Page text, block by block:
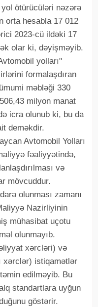
ötürücüləri nəzərə
orta hesabla 17 012
2023-cü ildəki 17
olar ki, dəyişməyib.
yolları"
formalaşdıran
məbləği 330
milyon manat
icra olunub ki, bu da
deməkdir.
Avtomobil Yolları
fəaliyyətində,
və
mövcuddur.
olunması zamanı
Nazirliyinin
mühasibat uçotu
olunmayıb.
xərcləri) və
xərclər) istiqamətlər
edilməyib. Bu
standartlara uyğun
göstərir.